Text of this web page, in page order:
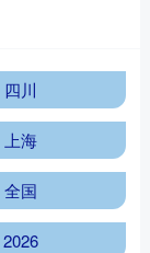
四川
上海
全国
2026